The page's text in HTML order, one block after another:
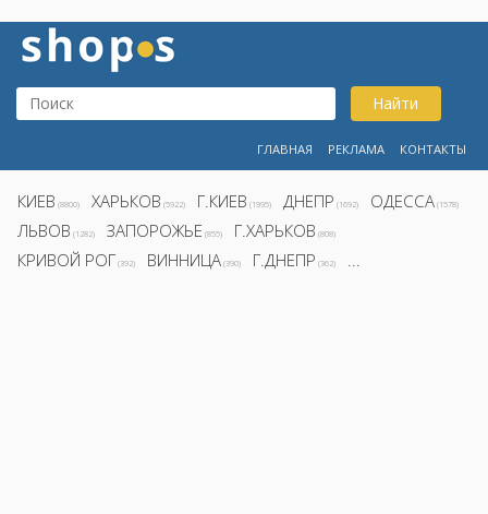
Найти
ГЛАВНАЯ РЕКЛАМА КОНТАКТЫ
КИЕВ (8800) ХАРЬКОВ (5922) Г.КИЕВ (1995) ДНЕПР (1692) ОДЕССА (1578)
ЛЬВОВ (1282) ЗАПОРОЖЬЕ (855) Г.ХАРЬКОВ (808)
КРИВОЙ РОГ (392) ВИННИЦА (390) Г.ДНЕПР (362) ...